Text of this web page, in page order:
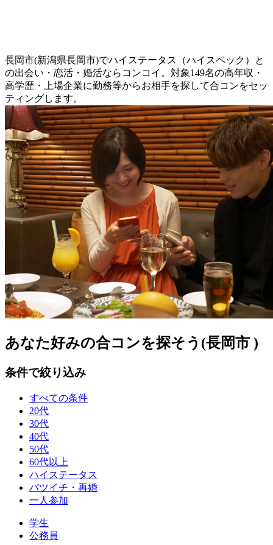
長岡市(新潟県長岡市)でハイステータス（ハイスペック）と
の出会い・恋活・婚活ならコンコイ。対象149名の高年収・
高学歴・上場企業に勤務等からお相手を探して合コンをセッ
ティングします。
あなた好みの合コンを探そう(長岡市 )
条件で絞り込み
すべての条件
20代
30代
40代
50代
60代以上
ハイステータス
バツイチ・再婚
一人参加
学生
公務員